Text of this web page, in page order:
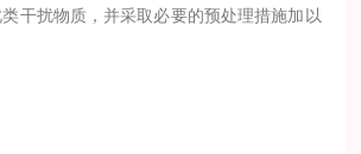
干扰物质，并采取必要的预处理措施加以